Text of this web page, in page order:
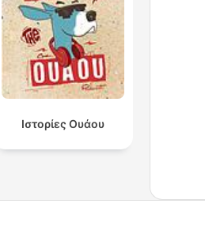
Ιστορίες Ουάου